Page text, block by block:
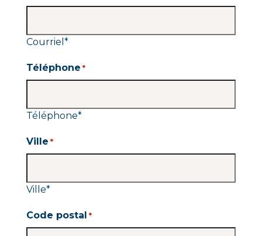
Courriel *
Téléphone *
Téléphone*
Ville *
Ville*
Code postal *